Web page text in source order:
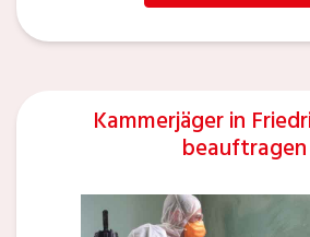
Kammerjäger in
beauftragen